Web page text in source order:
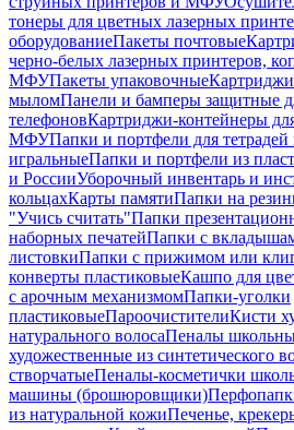
тонеры для цветных лазерных
оборудованиеПакеты почтовые
черно-белых лазерных принтеров,
МФУПакеты упаковочные
мыломПанели и бамперы защитные
телефоновКартриджи-контейнеры
МФУПапки и портфели для тетрадей
игральныеПапки и портфели из
и РоссииУборочный инвентарь и
кольцахКарты памятиПапки на
"Учись считать"Папки
наборных печатейПапки с
листовкиПапки с прижимом или
конверты пластиковыеКашпо для
с арочным механизмомПапки-уголки
пластиковыеПароочистителиКисти
натурального волосаПеналы
художественные из синтетического
створчатыеПеналы-косметички
машины (брошюровщики)
из натуральной кожиПеченье,